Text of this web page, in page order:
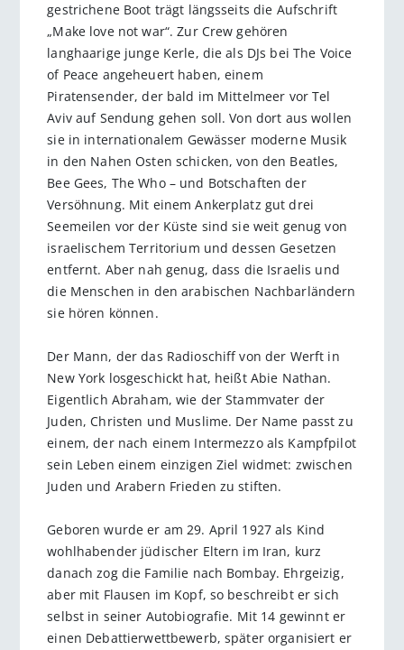
gestrichene Boot trägt längsseits die Aufschrift
„Make love not war“. Zur Crew gehören
langhaarige junge Kerle, die als DJs bei The Voice
of Peace angeheuert haben, einem
Piratensender, der bald im Mittelmeer vor Tel
Aviv auf Sendung gehen soll. Von dort aus wollen
sie in internationalem Gewässer moderne Musik
in den Nahen Osten schicken, von den Beatles,
Bee Gees, The Who – und Botschaften der
Versöhnung. Mit einem Ankerplatz gut drei
Seemeilen vor der Küste sind sie weit genug von
israelischem Territorium und dessen Gesetzen
entfernt. Aber nah genug, dass die Israelis und
die Menschen in den arabischen Nachbarländern
sie hören können.
Der Mann, der das Radioschiff von der Werft in
New York losgeschickt hat, heißt Abie Nathan.
Eigentlich Abraham, wie der Stammvater der
Juden, Christen und Muslime. Der Name passt zu
einem, der nach einem Intermezzo als Kampfpilot
sein Leben einem einzigen Ziel widmet: zwischen
Juden und Arabern Frieden zu stiften.
Geboren wurde er am 29. April 1927 als Kind
wohlhabender jüdischer Eltern im Iran, kurz
danach zog die Familie nach Bombay. Ehrgeizig,
aber mit Flausen im Kopf, so beschreibt er sich
selbst in seiner Autobiografie. Mit 14 gewinnt er
einen Debattierwettbewerb, später organisiert er